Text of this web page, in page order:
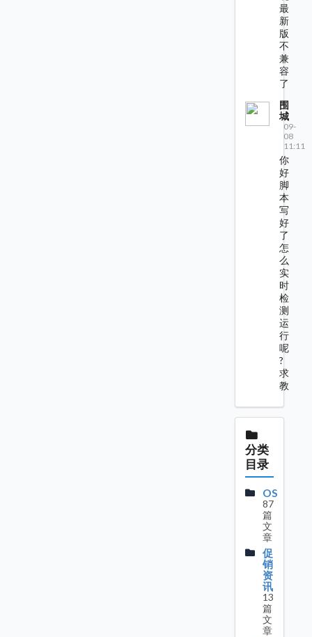
最
新
版
不
兼
容
了
围
城
09-
08
11:11
你
好
脚
本
写
好
了
怎
么
实
时
检
测
运
行
呢
?
求
教
分类
目录
OS
87
篇
文
章
促
销
资
讯
13
篇
文
章